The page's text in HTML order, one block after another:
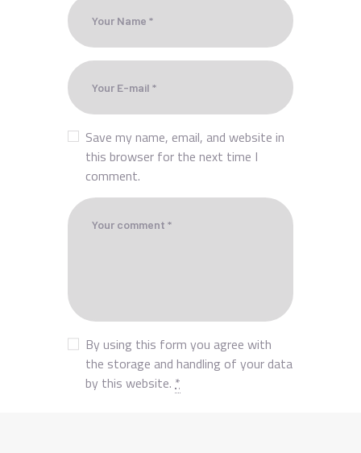
Save my name, email, and website in
this browser for the next time I
comment.
By using this form you agree with
the storage and handling of your data
by this website.*